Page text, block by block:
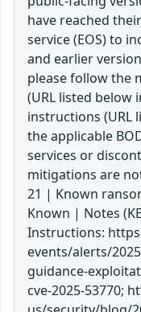
have reached
service (EOS) to
and earlier
please follow the
(URL listed below
instructions (URL
the applicable
services or
mitigations are
21 | Known
Known | Notes
Instructions:
events/alerts/
guidance-
cve-2025-53770;